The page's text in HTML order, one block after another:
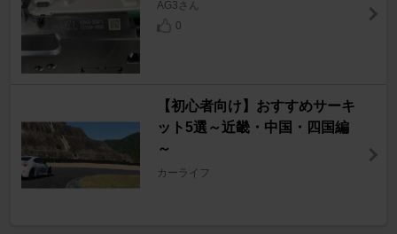
AG3さん
0
【初心者向け】おすすめサーキ
ット5選～近畿・中国・四国編
～
カーライフ